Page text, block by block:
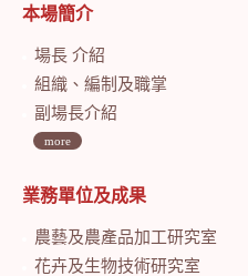
本場簡介
場長 介紹
組織、編制及職掌
副場長介紹
more
業務單位及成果
農藝及農產品加工研究室
花卉及生物技術研究室